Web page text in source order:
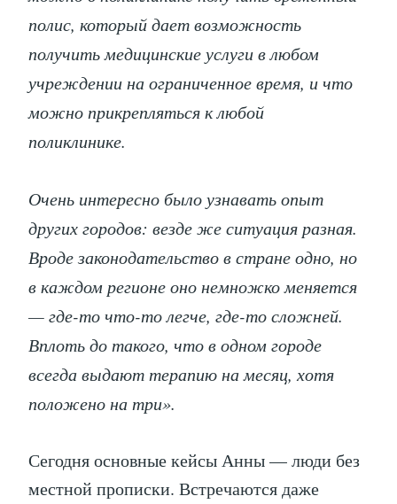
полис, который дает возможность
получить медицинские услуги в любом
учреждении на ограниченное время, и что
можно прикрепляться к любой
поликлинике.
Очень интересно было узнавать опыт
других городов: везде же ситуация разная.
Вроде законодательство в стране одно, но
в каждом регионе оно немножко меняется
— где-то что-то легче, где-то сложней.
Вплоть до такого, что в одном городе
всегда выдают терапию на месяц, хотя
положено на три».
Сегодня основные кейсы Анны — люди без
местной прописки. Встречаются даже